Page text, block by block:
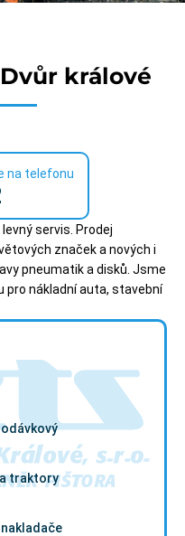
králové
na telefonu
servis. Prodej
značek a nových i
pneumatik a disků. Jsme
pro nákladní auta, stavební
traktory